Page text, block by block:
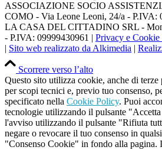
ASSOCIAZIONE SOCIO
COMO - Via Leone Leoni, 24/a - P.IVA:
LA CASA DEL CITTADINO SRL -
- P.IVA: 09999430961 | Privacy e
| Sito web realizzato da Alkimedia |
Scorrere verso l’alto
Questo sito utilizza cookie, anche di
per scopi tecnici e, previo tuo consenso,
specificato nella Cookie Policy. Puoi
tecnologie utilizzando il pulsante
l'avviso utilizzando il pulsante "Rifiuta
negare o revocare il tuo consenso in
"Consenso Cookie" in fondo alla pagina.